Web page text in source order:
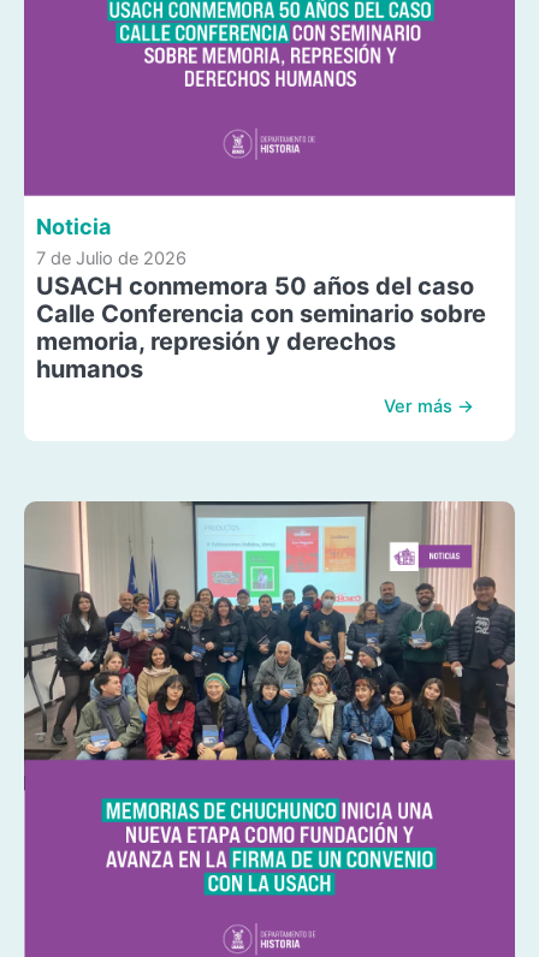
Noticia
7 de Julio de 2026
USACH conmemora 50 años del caso
Calle Conferencia con seminario sobre
memoria, represión y derechos
humanos
Ver más →